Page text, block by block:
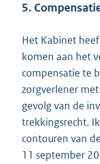
5.
Het Kabinet
komen aan het
compensatie te
zorgverlener
gevolg van de
trekkingsrecht.
contouren van
11 september